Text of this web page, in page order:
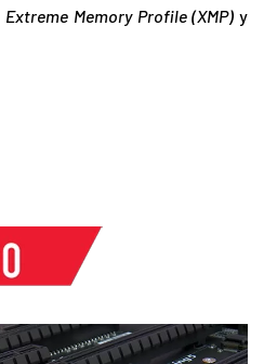
Extreme Memory Profile (XMP) y